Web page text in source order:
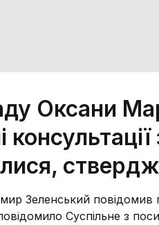
Оксани
Зеленський повідомив
Суспільне з